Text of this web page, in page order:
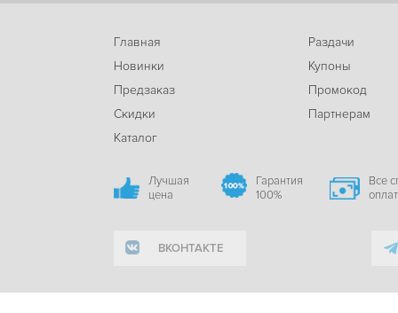
Главная
Новинки
Предзаказ
Скидки
Каталог
Раздачи
Купоны
Промокод
Партнерам
Лучшая
цена
Гарантия
100%
Все
ВКОНТАКТЕ